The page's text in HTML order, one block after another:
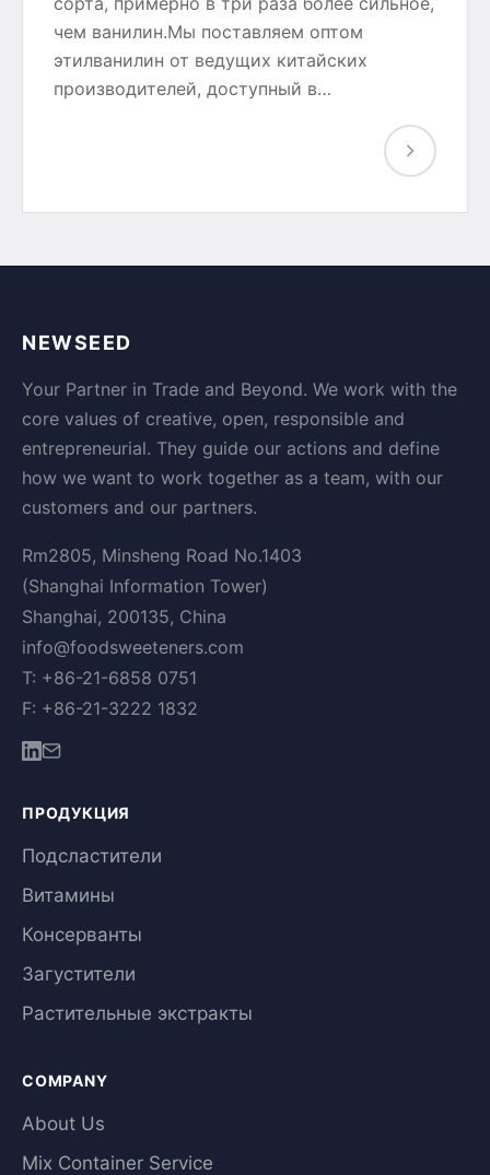
чем ванилин.Мы поставляем оптом
этилванилин от ведущих китайских
производителей, доступный в…
NEWSEED
Your Partner in Trade and Beyond. We work with the
core values of creative, open, responsible and
entrepreneurial. They guide our actions and define
how we want to work together as a team, with our
customers and our partners.
Rm2805, Minsheng Road No.1403
(Shanghai Information Tower)
Shanghai, 200135, China
info@foodsweeteners.com
T: +86-21-6858 0751
F: +86-21-3222 1832
ПРОДУКЦИЯ
Подсластители
Витамины
Консерванты
Загустители
Растительные экстракты
COMPANY
About Us
Mix Container Service